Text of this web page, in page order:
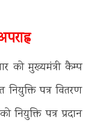
को मुख्यमंत्री कैम्प
पत्र वितरण
नियुक्ति पत्र प्रदान